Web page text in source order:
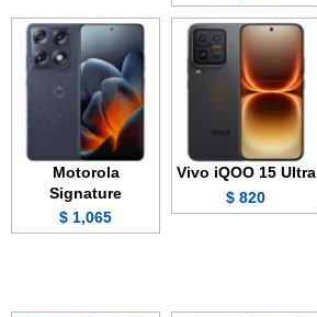
Vivo iQOO 15 Ultra
820 $
Motorola
Signature
1,065 $